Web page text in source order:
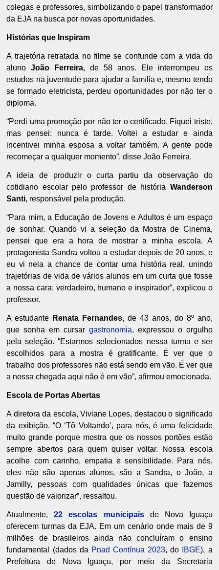
colegas e professores, simbolizando o papel transformador
da EJA na busca por novas oportunidades.
Histórias que Inspiram
A trajetória retratada no filme se confunde com a vida do
alunoJoão Ferreira, de 58 anos. Ele interrompeu os
estudos na juventude para ajudar a família e, mesmo tendo
se formado eletricista, perdeu oportunidades por não ter o
diploma.
“Perdi uma promoção por não ter o certificado. Fiquei triste,
mas pensei: nunca é tarde. Voltei a estudar e ainda
incentivei minha esposa a voltar também. A gente pode
recomeçar a qualquer momento”, disse João Ferreira.
A ideia de produzir o curta partiu da observação do
cotidiano escolar pelo professor de história Wanderson
Santi, responsável pela produção.
“Para mim, a Educação de Jovens e Adultos é um espaço
de sonhar. Quando vi a seleção da Mostra de Cinema,
pensei que era a hora de mostrar a minha escola. A
protagonista Sandra voltou a estudar depois de 20 anos, e
eu vi nela a chance de contar uma história real, unindo
trajetórias de vida de vários alunos em um curta que fosse
a nossa cara: verdadeiro, humano e inspirador”, explicou o
professor.
A estudante Renata Fernandes, de 43 anos, do 8º ano,
que sonha em cursar gastronomia, expressou o orgulho
pela seleção. “Estarmos selecionados nessa turma e ser
escolhidos para a mostra é gratificante. É ver que o
trabalho dos professores não está sendo em vão. É ver que
a nossa chegada aqui não é em vão”, afirmou emocionada.
Escola de Portas Abertas
A diretora da escola, Viviane Lopes, destacou o significado
da exibição. “O ‘Tô Voltando’, para nós, é uma felicidade
muito grande porque mostra que os nossos portões estão
sempre abertos para quem quiser voltar. Nossa escola
acolhe com carinho, empatia e sensibilidade. Para nós,
eles não são apenas alunos, são a Sandra, o João, a
Jamilly, pessoas com qualidades únicas que fazemos
questão de valorizar”, ressaltou.
Atualmente,22 escolas municipaisde Nova Iguaçu
oferecem turmas da EJA. Em um cenário onde mais de 9
milhões de brasileiros ainda não concluíram o ensino
fundamental (dados da Pnad Contínua 2023, do IBGE), a
Prefeitura de Nova Iguaçu, por meio da Secretaria